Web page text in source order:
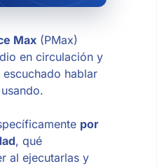
Max(PMax)
en circulación y
hablar
por
, qué
al ejecutarlas y